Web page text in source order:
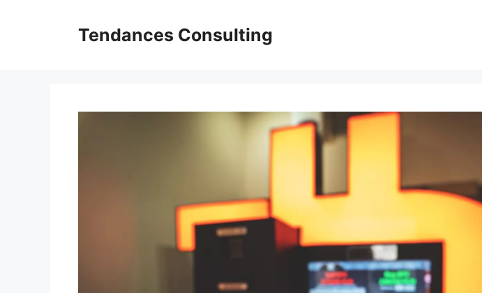
Tendances Consulting